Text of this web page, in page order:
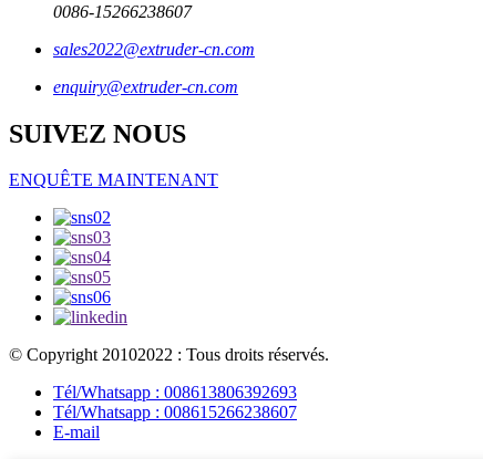
0086-15266238607
sales2022@extruder-cn.com
enquiry@extruder-cn.com
SUIVEZ NOUS
ENQUÊTE MAINTENANT
© Copyright 20102022 : Tous droits réservés.
Tél/Whatsapp : 008613806392693
Tél/Whatsapp : 008615266238607
E-mail